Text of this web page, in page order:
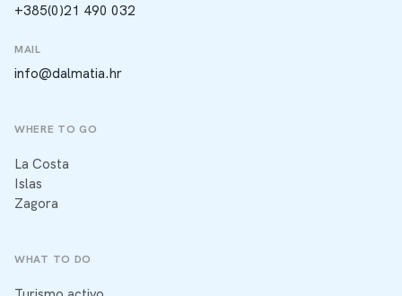
+385(0)21 490 032
MAIL
info@dalmatia.hr
WHERE TO GO
La Costa
Islas
Zagora
WHAT TO DO